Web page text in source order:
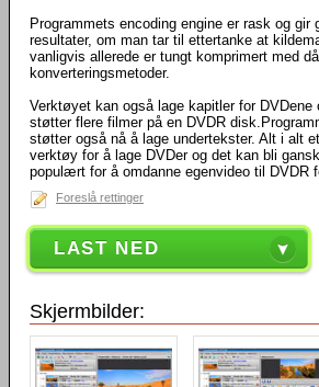
Programmets encoding engine er rask og gir
resultater, om man tar til ettertanke at
vanligvis allerede er tungt komprimert med
konverteringsmetoder.
Verktøyet kan også lage kapitler for DVDene
støtter flere filmer på en DVDR
støtter også nå å lage undertekster. Alt i alt
verktøy for å lage DVDer og det kan bli
populært for å omdanne egenvideo til DVDR
Foreslå rettinger
LAST NED
Skjermbilder: